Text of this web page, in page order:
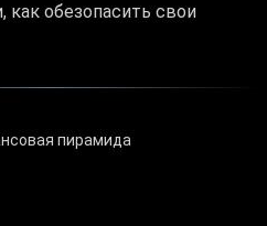
как обезопасить свои
пирамида